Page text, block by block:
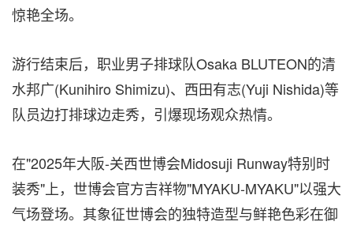
惊艳全场。
游行结束后，职业男子排球队Osaka BLUTEON的清
水邦广(Kunihiro Shimizu)、西田有志(Yuji Nishida)等
队员边打排球边走秀，引爆现场观众热情。
在"2025年大阪-关西世博会Midosuji Runway特别时
装秀"上，世博会官方吉祥物"MYAKU-MYAKU"以强大
气场登场。其象征世博会的独特造型与鲜艳色彩在御